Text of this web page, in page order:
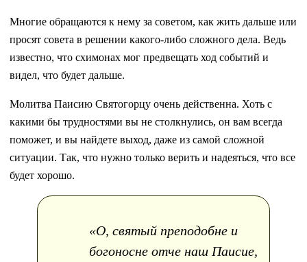
Многие обращаются к нему за советом, как жить дальше или
просят совета в решении какого-либо сложного дела. Ведь
известно, что схимонах мог предвещать ход событий и
видел, что будет дальше.
Молитва Паисию Святогорцу очень действенна. Хоть с
какими бы трудностями вы не столкнулись, он вам всегда
поможет, и вы найдете выход, даже из самой сложной
ситуации. Так, что нужно только верить и надеяться, что все
будет хорошо.
«О, святый преподобне и
богоносне отче наш Паисие,